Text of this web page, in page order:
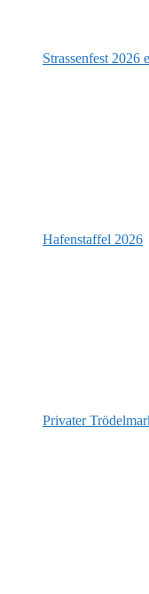
Strassenfest 2026
Hafenstaffel 2026
Privater